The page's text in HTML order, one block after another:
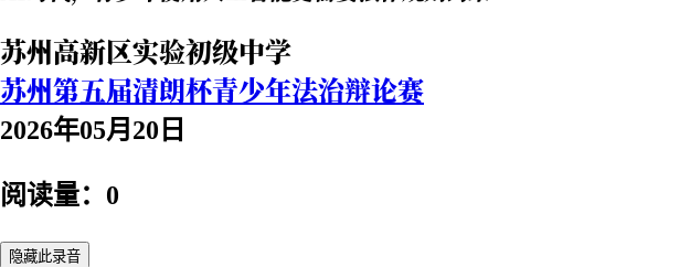
苏州高新区实验初级中学
苏州第五届清朗杯青少年法治辩论赛
2026年05月20日
阅读量：0
隐藏此录音